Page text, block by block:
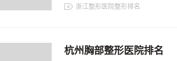
浙江整形医院整形排名
浙江整形排名
杭州胸部整形医院排名